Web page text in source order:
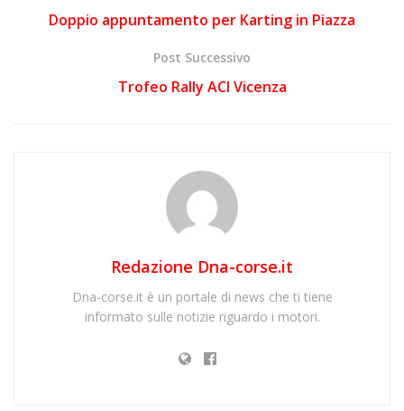
Doppio appuntamento per Karting in Piazza
Post Successivo
Trofeo Rally ACI Vicenza
Redazione Dna-corse.it
Dna-corse.it è un portale di news che ti tiene
informato sulle notizie riguardo i motori.